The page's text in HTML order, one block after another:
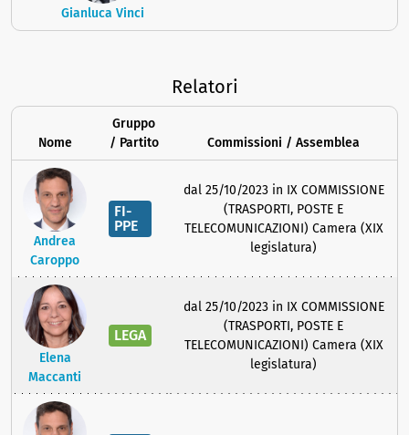
Gianluca Vinci
Relatori
Nome
Gruppo
/ Partito
Commissioni / Assemblea
Andrea
Caroppo
FI-
PPE
dal 25/10/2023 in IX COMMISSIONE
(TRASPORTI, POSTE E
TELECOMUNICAZIONI) Camera (XIX
legislatura)
Elena
Maccanti
LEGA
dal 25/10/2023 in IX COMMISSIONE
(TRASPORTI, POSTE E
TELECOMUNICAZIONI) Camera (XIX
legislatura)